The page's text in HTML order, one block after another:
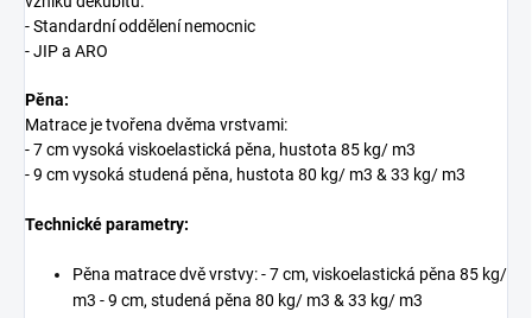
- Standardní oddělení nemocnic
- JIP a ARO
Pěna:
Matrace je tvořena dvěma vrstvami:
- 7 cm vysoká viskoelastická pěna, hustota 85 kg/ m3
- 9 cm vysoká studená pěna, hustota 80 kg/ m3 & 33 kg/ m3
Technické parametry:
Pěna matrace dvě vrstvy: - 7 cm, viskoelastická pěna 85 kg/
m3 - 9 cm, studená pěna 80 kg/ m3 & 33 kg/ m3